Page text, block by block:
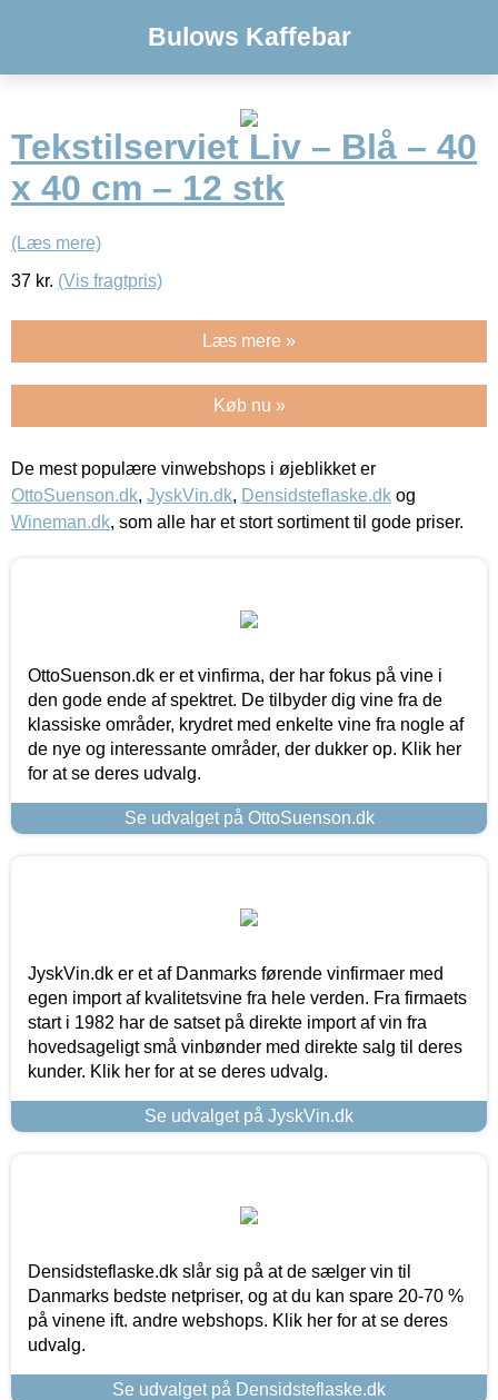
Bulows Kaffebar
Tekstilserviet Liv – Blå – 40
x 40 cm – 12 stk
(Læs mere)
37 kr. (Vis fragtpris)
Læs mere »
Køb nu »
De mest populære vinwebshops i øjeblikket er
OttoSuenson.dk, JyskVin.dk, Densidsteflaske.dk og
Wineman.dk, som alle har et stort sortiment til gode priser.
OttoSuenson.dk er et vinfirma, der har fokus på vine i
den gode ende af spektret. De tilbyder dig vine fra de
klassiske områder, krydret med enkelte vine fra nogle af
de nye og interessante områder, der dukker op. Klik her
for at se deres udvalg.
Se udvalget på OttoSuenson.dk
JyskVin.dk er et af Danmarks førende vinfirmaer med
egen import af kvalitetsvine fra hele verden. Fra firmaets
start i 1982 har de satset på direkte import af vin fra
hovedsageligt små vinbønder med direkte salg til deres
kunder. Klik her for at se deres udvalg.
Se udvalget på JyskVin.dk
Densidsteflaske.dk slår sig på at de sælger vin til
Danmarks bedste netpriser, og at du kan spare 20-70 %
på vinene ift. andre webshops. Klik her for at se deres
udvalg.
Se udvalget på Densidsteflaske.dk